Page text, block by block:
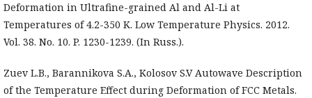
Deformation in Ultrafine-grained Al and Al-Li at
Temperatures of 4.2-350 K. Low Temperature Physics. 2012.
Vol. 38. No. 10. P. 1230-1239. (In Russ.).
Zuev L.B., Barannikova S.A., Kolosov S.V Autowave Description
of the Temperature Effect during Deformation of FCC Metals.